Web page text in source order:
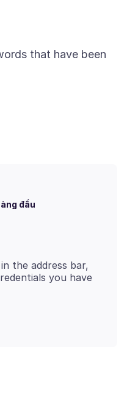
that have been
đầu
in the address bar,
you have